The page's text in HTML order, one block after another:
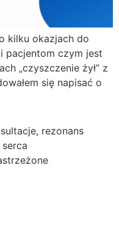
kilku okazjach do
pacjentom czym jest
„czyszczenie żył” z
się napisać o
rezonans